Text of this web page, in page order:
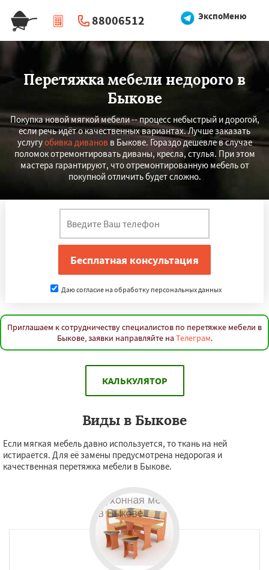
ЭкспоМеню
88006512
| Перезвоните мне
Перетяжка мебели недорого в
Быкове
Покупка новой мягкой мебели -- процесс небыстрый и дорогой,
если речь идёт о качественных вариантах. Лучше заказать
услугуобивка диванов в Быкове. Гораздо дешевле в случае
поломок отремонтировать диваны, кресла, стулья. При этом
мастера гарантируют, что отремонтированную мебель от
покупной отличить будет сложно.
Даю согласие на обработку персональных данных
Приглашаем к сотрудничеству специалистов по перетяжке мебели в
Быкове, заявки направляйте на Телеграм.
КАЛЬКУЛЯТОР
Виды в Быкове
Если мягкая мебель давно используется, то ткань на ней
истирается. Для её замены предусмотрена недорогая и
качественная перетяжка мебели в Быкове.